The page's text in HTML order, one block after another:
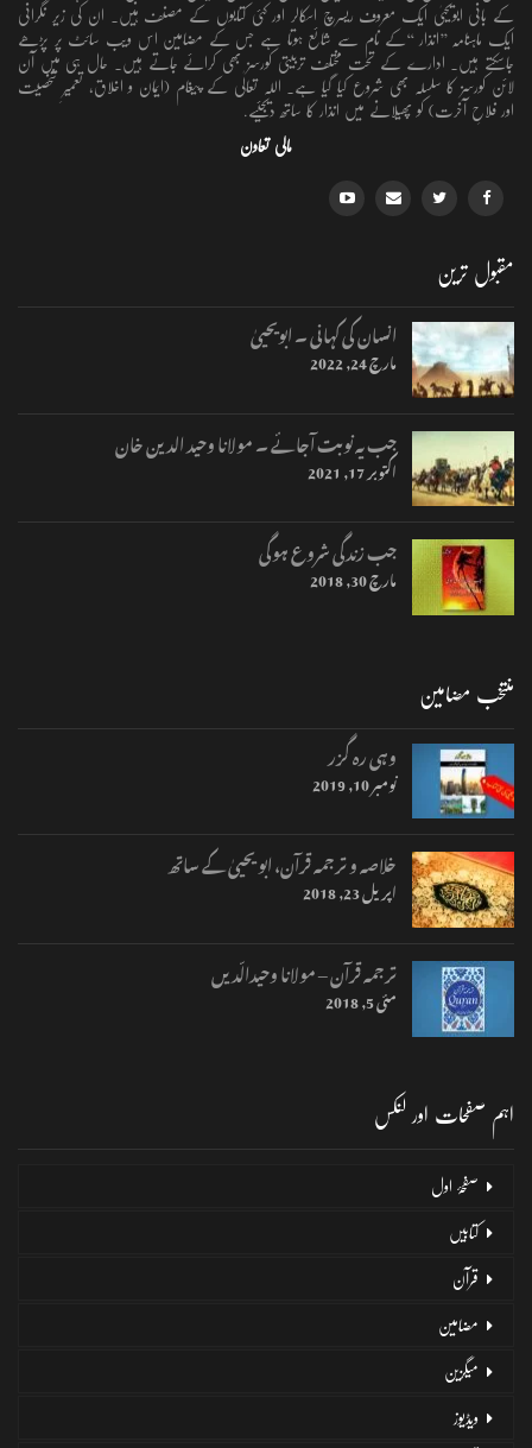
کے بانی ابویحییٰ ایک معروف ریسرچ اسکالر اور کئی کتابوں کے مصنف ہیں۔ ان کی زیر نگرانی
ایک ماہنامہ ’’انذار ‘‘کے نام سے شائع ہوتا ہے جس کے مضامین اس ویب سائٹ پر پڑھے
جاسکتے ہیں۔ ادارے کے تحت مختلف تربیتی کورسز بھی کرائے جاتے ہیں۔ حال ہی میں آن
لائن کورسز کا سلسلہ بھی شروع کیا گیا ہے۔ اللہ تعالٰی کے پیغام (ایمان و اخلاق، تعمیرِ شخصیت
اور فلاحِ آخرت) کو پھیلانے میں انذار کا ساتھ دیجئیے.
مالی تعاون
مقبول ترین
انسان کی کہانی ۔ ابویحییٰ
مارچ 24, 2022
جب یہ نوبت آجائے ۔ مولانا وحید الدین خان
اکتوبر 17, 2021
جب زندگی شروع ہوگی
مارچ 30, 2018
منتخب مضامین
وہی رہ گزر
نومبر 10, 2019
خلاصہ و ترجمہ قرآن، ابو یحییٰ کے ساتھ
اپریل 23, 2018
ترجمہ قرآن – مولانا وحیدالّدیں
مئی 5, 2018
اہم صفحات اور لنکس
صفحۂ اول
کتابیں
قرآن
مضامین
میگزین
ویڈیوز